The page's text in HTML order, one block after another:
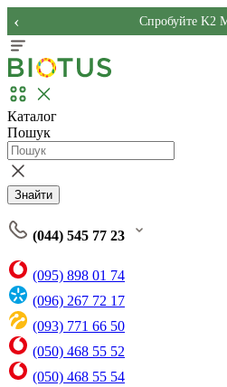
Спробуйте K2
‹
Каталог
Пошук
Знайти
(044) 545 77 23
(095) 898 01 74
(096) 267 72 17
(093) 771 66 50
(050) 468 55 52
(050) 468 55 54